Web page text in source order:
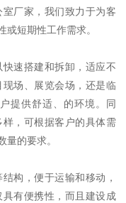
厂家，我们致力于为客
或短期性工作需求。
速搭建和拆卸，适应不
场、展览会场，还是临
提供舒适、的环境。同
，可根据客户的具体需
量的要求。
构，便于运输和移动，
有便携性，而且建设成